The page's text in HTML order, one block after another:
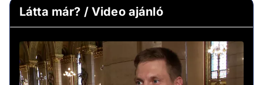
Látta már? / Video ajánló